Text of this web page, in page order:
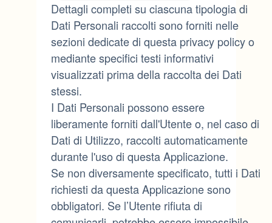
Dettagli completi su ciascuna tipologia di
Dati Personali raccolti sono forniti nelle
sezioni dedicate di questa privacy policy o
mediante specifici testi informativi
visualizzati prima della raccolta dei Dati
stessi.
I Dati Personali possono essere
liberamente forniti dall'Utente o, nel caso di
Dati di Utilizzo, raccolti automaticamente
durante l'uso di questa Applicazione.
Se non diversamente specificato, tutti i Dati
richiesti da questa Applicazione sono
obbligatori. Se l’Utente rifiuta di